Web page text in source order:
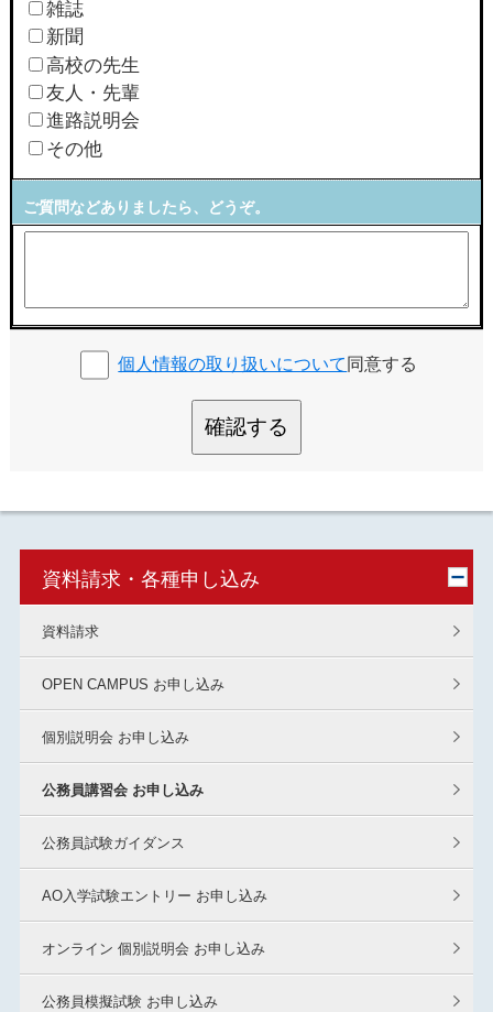
雑誌
新聞
高校の先生
友人・先輩
進路説明会
その他
ご質問などありましたら、どうぞ。
個人情報の取り扱いについて 同意する
確認する
資料請求・各種申し込み
資料請求
OPEN CAMPUS お申し込み
個別説明会 お申し込み
公務員講習会 お申し込み
公務員試験ガイダンス
AO入学試験エントリー お申し込み
オンライン 個別説明会 お申し込み
公務員模擬試験 お申し込み